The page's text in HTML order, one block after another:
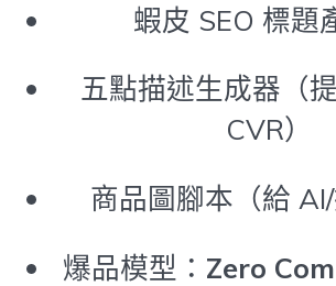
蝦皮 SEO 標題
五點描述生成器（
CVR）
商品圖腳本（給 AI/
爆品模型： Zero